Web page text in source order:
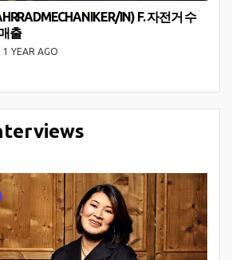
IN) F. 자전거 수
출
1 YEAR AGO